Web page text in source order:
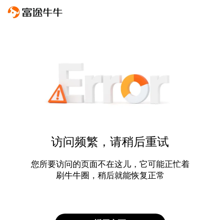
访问频繁，请稍后重试
您所要访问的页面不在这儿，它可能正忙着
刷牛牛圈，稍后就能恢复正常